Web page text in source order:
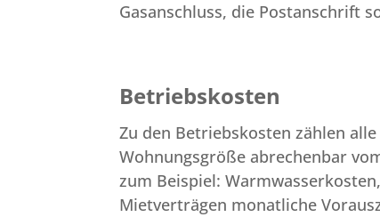
Gasanschluss, die Postanschrift
Betriebskosten
Zu den Betriebskosten zählen
Wohnungsgröße abrechenbar
zum Beispiel:
Mietverträgen monatliche